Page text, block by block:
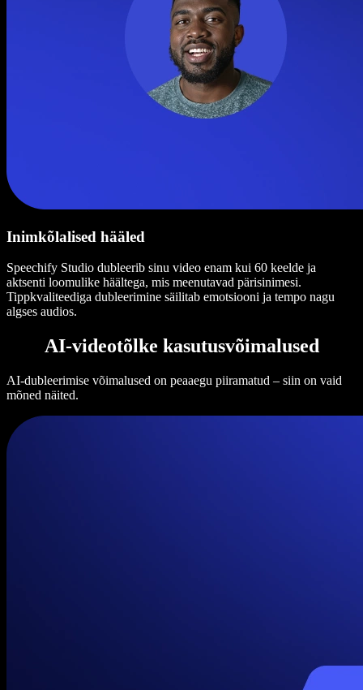
Inimkõlalised hääled
Speechify Studio dubleerib sinu video enam kui 60 keelde ja
aktsenti loomulike häältega, mis meenutavad pärisinimesi.
Tippkvaliteediga dubleerimine säilitab emotsiooni ja tempo nagu
algses audios.
AI-videotõlke kasutusvõimalused
AI-dubleerimise võimalused on peaaegu piiramatud – siin on vaid
mõned näited.